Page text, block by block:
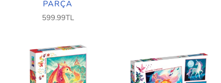
PARÇA
599.99TL